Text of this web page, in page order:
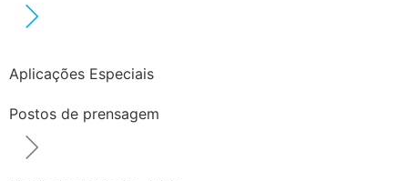
Aplicações Especiais
Postos de prensagem